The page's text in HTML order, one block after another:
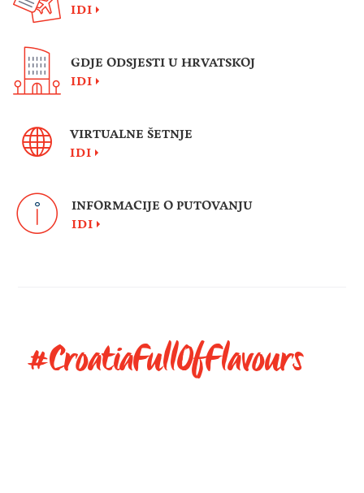
IDI
GDJE ODSJESTI U HRVATSKOJ
IDI
VIRTUALNE ŠETNJE
IDI
INFORMACIJE O PUTOVANJU
IDI
#CroatiaFullOfFlavours